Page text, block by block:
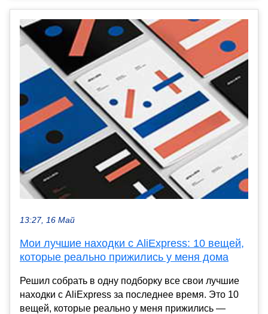
13:27, 16 Май
Мои лучшие находки с AliExpress: 10 вещей,
которые реально прижились у меня дома
Решил собрать в одну подборку все свои лучшие
находки с AliExpress за последнее время. Это 10
вещей, которые реально у меня прижились —